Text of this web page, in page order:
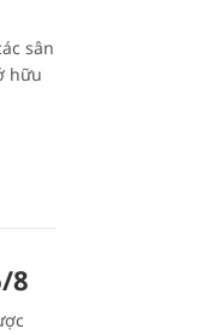
sân
hữu
8